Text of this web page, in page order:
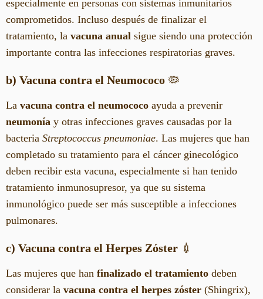
especialmente en personas con sistemas inmunitarios
comprometidos. Incluso después de finalizar el
tratamiento, la vacuna anual sigue siendo una protección
importante contra las infecciones respiratorias graves.
b) Vacuna contra el Neumococo 🦠
La vacuna contra el neumococo ayuda a prevenir
neumonía y otras infecciones graves causadas por la
bacteria Streptococcus pneumoniae. Las mujeres que han
completado su tratamiento para el cáncer ginecológico
deben recibir esta vacuna, especialmente si han tenido
tratamiento inmunosupresor, ya que su sistema
inmunológico puede ser más susceptible a infecciones
pulmonares.
c) Vacuna contra el Herpes Zóster 💉
Las mujeres que han finalizado el tratamiento deben
considerar la vacuna contra el herpes zóster (Shingrix),